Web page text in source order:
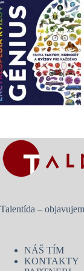
Talentída –
NÁŠ TÍM
KONTAKTY